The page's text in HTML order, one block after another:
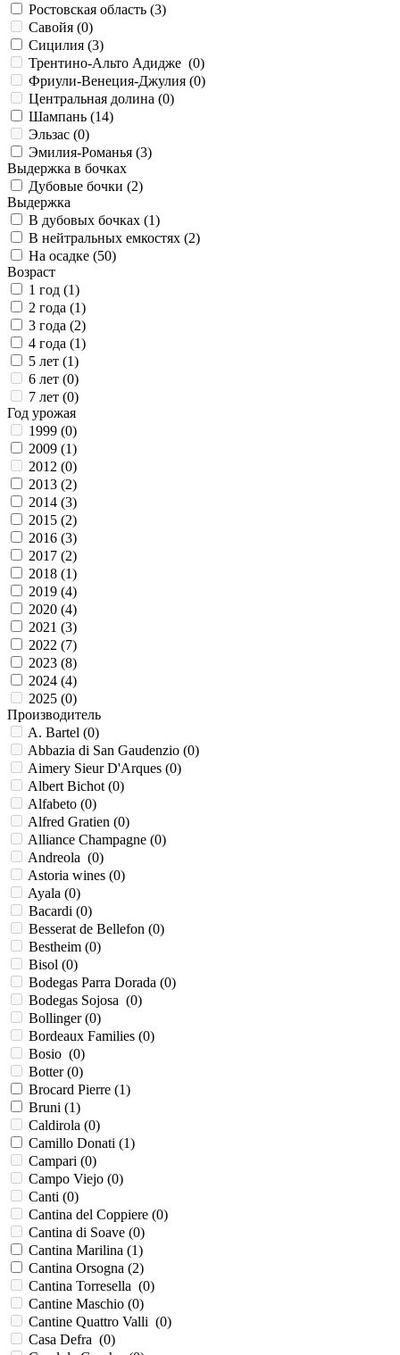
Ростовская область (3)
Савойя (0)
Сицилия (3)
Трентино-Альто Адидже (0)
Фриули-Венеция-Джулия (0)
Центральная долина (0)
Шампань (14)
Эльзас (0)
Эмилия-Романья (3)
Выдержка в бочках
Дубовые бочки (2)
Выдержка
В дубовых бочках (1)
В нейтральных емкостях (2)
На осадке (50)
Возраст
1 год (1)
2 года (1)
3 года (2)
4 года (1)
5 лет (1)
6 лет (0)
7 лет (0)
Год урожая
1999 (0)
2009 (1)
2012 (0)
2013 (2)
2014 (3)
2015 (2)
2016 (3)
2017 (2)
2018 (1)
2019 (4)
2020 (4)
2021 (3)
2022 (7)
2023 (8)
2024 (4)
2025 (0)
Производитель
A. Bartel (0)
Abbazia di San Gaudenzio (0)
Aimery Sieur D'Arques (0)
Albert Bichot (0)
Alfabeto (0)
Alfred Gratien (0)
Alliance Champagne (0)
Andreola (0)
Astoria wines (0)
Ayala (0)
Bacardi (0)
Besserat de Bellefon (0)
Bestheim (0)
Bisol (0)
Bodegas Parra Dorada (0)
Bodegas Sojosa (0)
Bollinger (0)
Bordeaux Families (0)
Bosio (0)
Botter (0)
Brocard Pierre (1)
Bruni (1)
Caldirola (0)
Camillo Donati (1)
Campari (0)
Campo Viejo (0)
Canti (0)
Cantina del Coppiere (0)
Cantina di Soave (0)
Cantina Marilina (1)
Cantina Orsogna (2)
Cantina Torresella (0)
Cantine Maschio (0)
Cantine Quattro Valli (0)
Casa Defra (0)